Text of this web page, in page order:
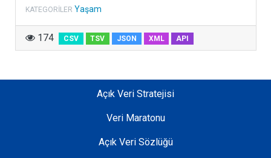
KATEGORILER Yaşam
174 CSV TSV JSON XML API
Açık Veri Stratejisi
Veri Maratonu
Açık Veri Sözlüğü